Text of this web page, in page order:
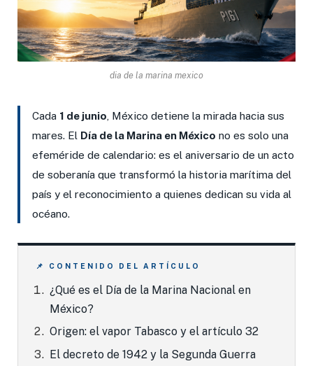
dia de la marina mexico
Cada 1 de junio , México detiene la mirada hacia sus
mares. El Día de la Marina en México no es solo una
efeméride de calendario: es el aniversario de un acto
de soberanía que transformó la historia marítima del
país y el reconocimiento a quienes dedican su vida al
océano.
📌 CONTENIDO DEL ARTÍCULO
¿Qué es el Día de la Marina Nacional en
México?
Origen: el vapor Tabasco y el artículo 32
El decreto de 1942 y la Segunda Guerra